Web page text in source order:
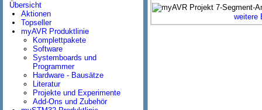
Übersicht
Aktionen
Topseller
myAVR Produktlinie
Komplettpakete
Software
Systemboards und
Programmer
Hardware - Bausätze
Literatur
Projekte und Experimente
Add-Ons und Zubehör
weitere